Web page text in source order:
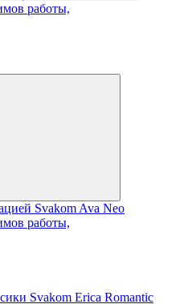
Svakom Ava Neo
работы,